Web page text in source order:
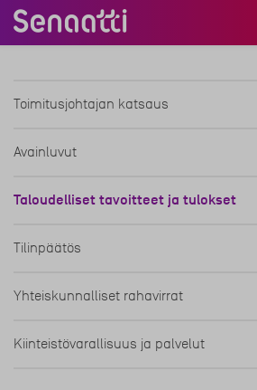
Siirry
sisältöön
Yhteiskuntavastuuraportti
2018
Toimitusjohtajan katsaus
Avainluvut
Taloudelliset tavoitteet ja tulokset
Tilinpäätös
Yhteiskunnalliset rahavirrat
Kiinteistövarallisuus ja palvelut